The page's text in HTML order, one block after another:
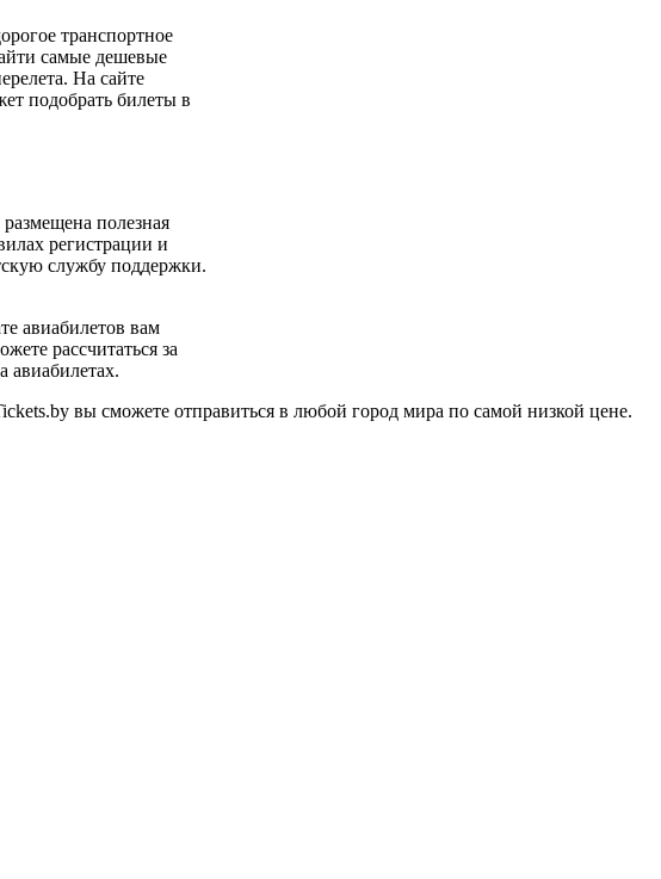
транспортное
самые дешевые
На сайте
подобрать билеты в
полезная
регистрации и
службу поддержки.
авиабилетов вам
рассчитаться за
авиабилетах.
вы сможете отправиться в любой город мира по самой низкой цене.